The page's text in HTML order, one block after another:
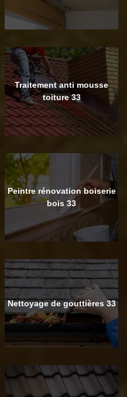
Traitement anti mousse
toiture 33
Peintre rénovation boiserie
bois 33
Nettoyage de gouttières 33